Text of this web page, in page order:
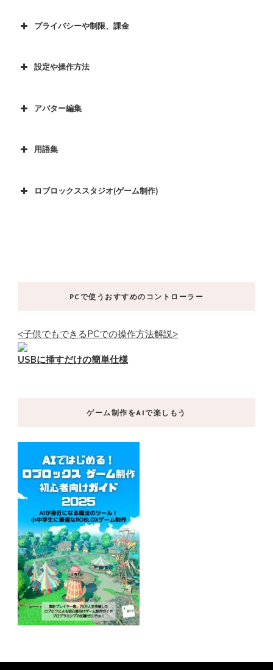
プライバシーや制限、課金
設定や操作方法
アバター編集
用語集
ロブロックススタジオ(ゲーム制作)
PCで使うおすすめのコントローラー
<子供でもできるPCでの操作方法解説>
USBに挿すだけの簡単仕様
ゲーム制作をAIで楽しもう